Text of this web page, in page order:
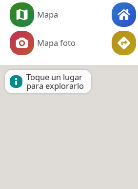
Mapa
Mapa foto
Toque un lugar
para explorarlo